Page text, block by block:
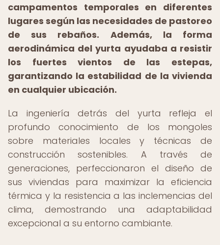
campamentos temporales en diferentes
lugares según las necesidades de pastoreo
de sus rebaños.
Además, la forma
aerodinámica del yurta ayudaba a resistir
los fuertes vientos de las estepas,
garantizando la estabilidad de la vivienda
en cualquier ubicación.
La ingeniería detrás del yurta refleja el
profundo conocimiento de los mongoles
sobre materiales locales y técnicas de
construcción sostenibles. A través de
generaciones, perfeccionaron el diseño de
sus viviendas para maximizar la eficiencia
térmica y la resistencia a las inclemencias del
clima, demostrando una adaptabilidad
excepcional a su entorno cambiante.